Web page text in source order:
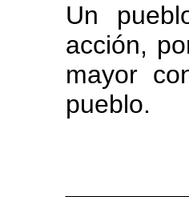
Un
acción,
mayor
pueblo.